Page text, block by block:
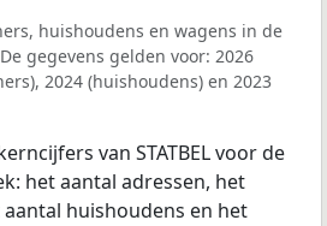
huishoudens en wagens in de
gegevens gelden voor: 2026
2024 (huishoudens) en 2023
van STATBEL voor de
het aantal adressen, het
huishoudens en het